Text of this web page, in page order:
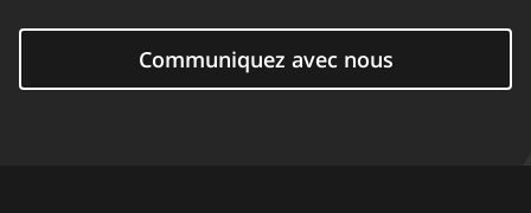
Communiquez avec nous